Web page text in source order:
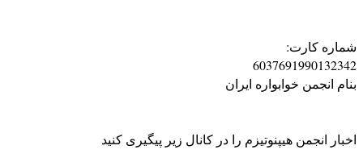
شماره کارت:
6037691990132342
بنام انجمن خوابواره ایران
اخبار انجمن هیپنوتیزم را در کانال زیر پیگیری کنید